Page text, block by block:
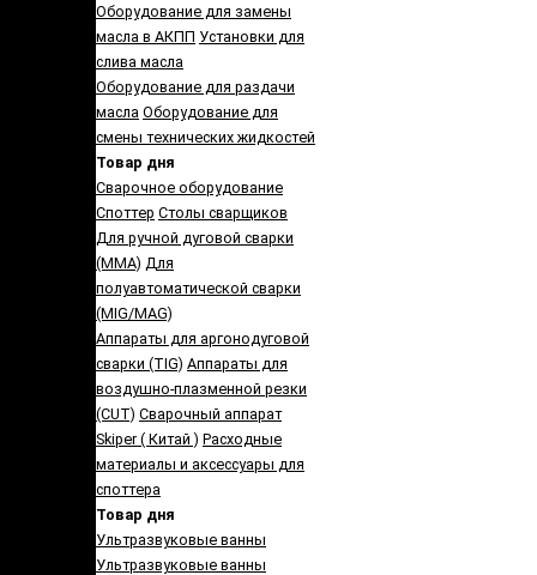
Оборудование для замены
масла в АКПП Установки для
слива масла
Оборудование для раздачи
масла Оборудование для
смены технических жидкостей
Товар дня
Сварочное оборудование
Споттер Столы сварщиков
Для ручной дуговой сварки
(MMA) Для
полуавтоматической сварки
(MIG/MAG)
Аппараты для аргонодуговой
сварки (TIG) Аппараты для
воздушно-плазменной резки
(CUT) Сварочный аппарат
Skiper ( Китай ) Расходные
материалы и аксессуары для
споттера
Товар дня
Ультразвуковые ванны
Ультразвуковые ванны